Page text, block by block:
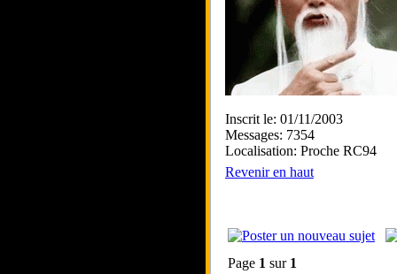
Inscrit le: 01/11/2003
Messages: 7354
Localisation: Proche RC94
Revenir en haut
Page 1 sur 1